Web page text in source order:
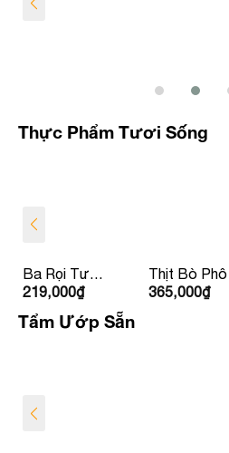
Thực Phẩm Tươi Sống
Ba Rọi Tươi
Ít Béo Babi
HAGL
219,000₫
Thịt Bò Phô
365,000₫
Tẩm Ướp Sẵn